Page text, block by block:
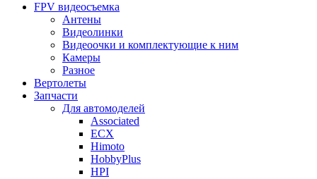
FPV видеосъемка
Антены
Видеолинки
Видеоочки и комплектующие к ним
Камеры
Разное
Вертолеты
Запчасти
Для автомоделей
Associated
ECX
Himoto
HobbyPlus
HPI